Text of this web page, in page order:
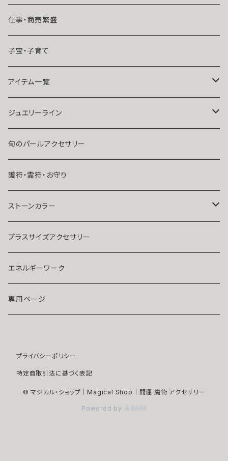
魔術師N.Kelly
魔術師Sara Serendipity
祈祷師澪央
ユタ玉城陽
マンネリ気味の恋
遠距離
復縁したい・取り戻したい愛情
人に言えない関係
出会いが欲しい
結婚したい
人気運・モテる
仕事・商売繁盛
子宝・子育て
アイテム一覧
ネックレス
ブレスレット・アンクレット
リング
イヤリング・ピアス
ストラップ・キーホルダー
マスクピアス
ブローチ
開運アイテム
浄化アイテム
ジュエリーライン
Ｋ１０
K１４
Ｋ１８
プラチナ
ダイヤモンド
モアサナイト
パール
旬のパールアクセサリー
護符・霊符・お守り
ストーンカラー
クリア
ブルー
レッド
ピンク
イエロー
プラスサイズアクセサリー
エネルギーワーク
専用ページ
プライバシーポリシー
特定商取引法に基づく表記
© マジカル・ショップ｜Magical Shop｜開運 魔術 アクセサリー
Powered by